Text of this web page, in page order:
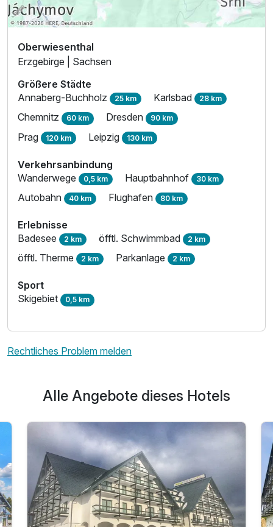
Oberwiesenthal
Erzgebirge | Sachsen
Größere Städte
Annaberg-Buchholz 25 km Karlsbad 28 km
Chemnitz 60 km Dresden 90 km
Prag 120 km Leipzig 130 km
Verkehrsanbindung
Wanderwege 0,5 km Hauptbahnhof 30 km
Autobahn 40 km Flughafen 80 km
Erlebnisse
Badesee 2 km öfftl. Schwimmbad 2 km
öfftl. Therme 2 km Parkanlage 2 km
Sport
Skigebiet 0,5 km
Rechtliches Problem melden
Alle Angebote dieses Hotels